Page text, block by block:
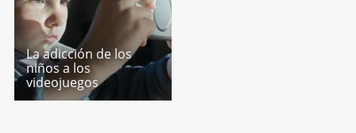
La adicción de los
niños a los
videojuegos